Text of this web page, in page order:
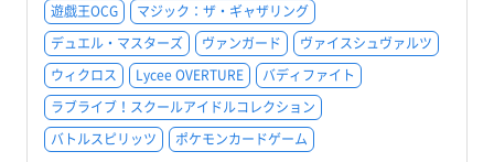
遊戯王OCG
マジック：ザ・ギャザリング
デュエル・マスターズ
ヴァンガード
ヴァイスシュヴァルツ
ウィクロス
Lycee OVERTURE
バディファイト
ラブライブ！スクールアイドルコレクション
バトルスピリッツ
ポケモンカードゲーム